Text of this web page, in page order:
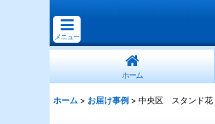
メニュー
ホーム
ホーム > お届け事例 > 中央区 スタンド花